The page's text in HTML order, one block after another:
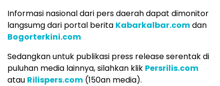
Informasi nasional dari pers daerah dapat dimonitor
langsumg dari portal berita Kabarkalbar.comdan
Bogorterkini.com
Sedangkan untuk publikasi press release serentak di
puluhan media lainnya, silahkan klik Persrilis.com
atau Rilispers.com (150an media).